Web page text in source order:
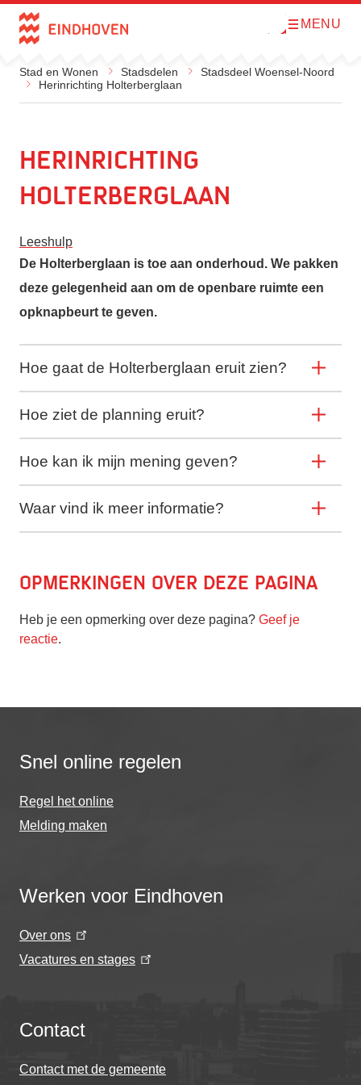
Direct naar de inhoud
O
m
MENU
Stad en Wonen Stadsdelen
Stadsdeel Woensel-Noord
Herinrichting Holterberglaan
Herinrichting
Holterberglaan
Leeshulp
De Holterberglaan is toe aan onderhoud. We pakken
deze gelegenheid aan om de openbare ruimte een
opknapbeurt te geven.
Hoe gaat de Holterberglaan eruit zien?
Hoe ziet de planning eruit?
Hoe kan ik mijn mening geven?
Waar vind ik meer informatie?
Opmerkingen over deze pagina
Heb je een opmerking over deze pagina? Geef je
reactie.
Snel online regelen
Regel het online
Melding maken
Werken voor Eindhoven
Over ons
Vacatures en stages
Contact
Contact met de gemeente